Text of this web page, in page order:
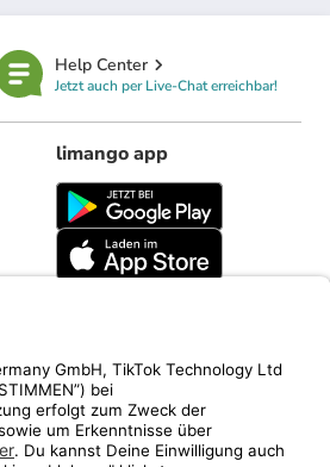
Help Center
Jetzt auch per Live-Chat erreichbar!
limango app
limango.nl limango.pl